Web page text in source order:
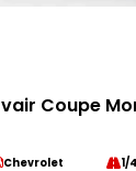
Coupe
Chevrolet 1/